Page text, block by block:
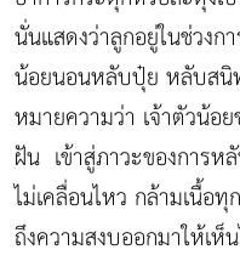
นั่นแสดงว่าลูกอยู่ในช่วง
น้อยนอนหลับปุ๋ย หลับสนิ
หมายความว่า เจ้าตัวน้อ
ฝัน เข้าสู่ภาวะของการห
ไม่เคลื่อนไหว กล้ามเนื้อ
ถึงความสงบออกมาให้เห็